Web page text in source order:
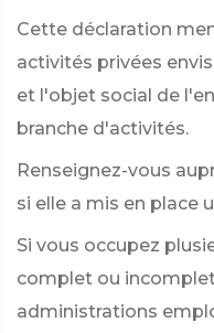
Cette déclaration
activités privées
et l'objet social de
branche d'activités.
Renseignez-vous
si elle a mis en place
Si vous occupez
complet ou
administrations